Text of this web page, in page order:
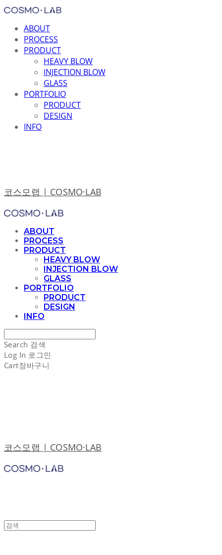
ABOUT
PROCESS
PRODUCT
HEAVY BLOW
INJECTION BLOW
GLASS
PORTFOLIO
PRODUCT
DESIGN
INFO
코스모랩 | COSMO·LAB
ABOUT
PROCESS
PRODUCT
HEAVY BLOW
INJECTION BLOW
GLASS
PORTFOLIO
PRODUCT
DESIGN
INFO
Search 검색
Log In 로그인
Cart장바구니
코스모랩 | COSMO·LAB